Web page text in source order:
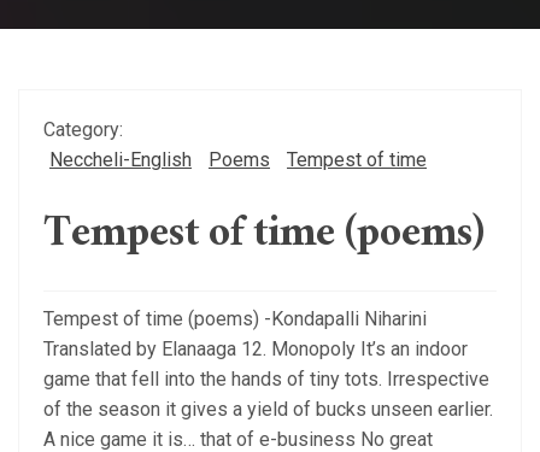
Category:
Neccheli-English
Poems Tempest of time
Tempest of time (poems)
Tempest of time (poems) -Kondapalli Niharini
Translated by Elanaaga 12. Monopoly It’s an indoor
game that fell into the hands of tiny tots. Irrespective
of the season it gives a yield of bucks unseen earlier.
A nice game it is… that of e-business No great